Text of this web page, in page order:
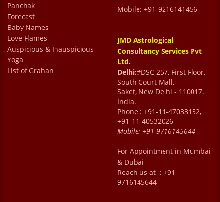
Panchak
Forecast
Baby Names
Love Flames
Auspicious & Inauspicious
Yoga
List of Grahan
Mobile: +91-9216141456
JMD Astrological
Consultancy Services Pvt
Ltd.
Delhi:#DSC 257, First Floor,
South Court Mall,
Saket, New Delhi - 110017.
India.
Phone : +91-11-47033152,
+91-11-40532026
Mobile: +91-9716145644
For Appointment in Mumbai
& Dubai
Reach us at : +91-
9716145644